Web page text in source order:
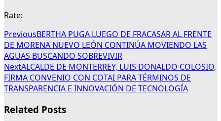
Rate:
PreviousBERTHA PUGA LUEGO DE FRACASAR AL FRENTE
DE MORENA NUEVO LEÓN CONTINÚA MOVIENDO LAS
AGUAS BUSCANDO SOBREVIVIR
NextALCALDE DE MONTERREY, LUIS DONALDO COLOSIO,
FIRMA CONVENIO CON COTAI PARA TÉRMINOS DE
TRANSPARENCIA E INNOVACIÓN DE TECNOLOGÍA
Related Posts